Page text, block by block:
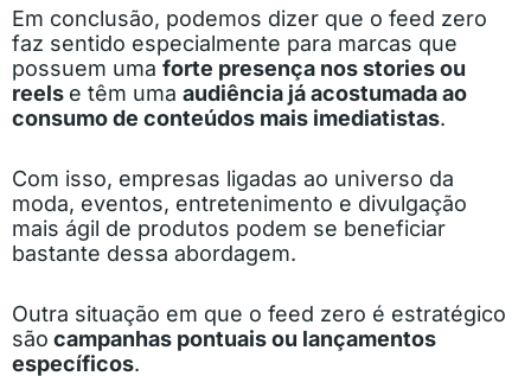
Em conclusão, podemos dizer que o feed zero
faz sentido especialmente para marcas que
possuem uma forte presença nos stories ou
reels e têm uma audiência já acostumada ao
consumo de conteúdos mais imediatistas.
Com isso, empresas ligadas ao universo da
moda, eventos, entretenimento e divulgação
mais ágil de produtos podem se beneficiar
bastante dessa abordagem.
Outra situação em que o feed zero é estratégico
são campanhas pontuais ou lançamentos
específicos.